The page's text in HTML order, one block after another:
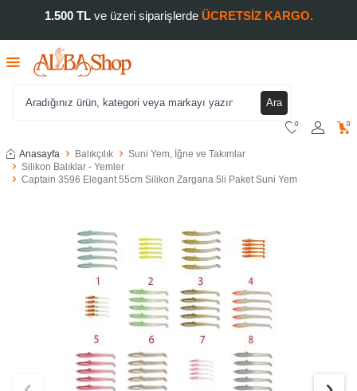
1.500 TLve üzeri siparişlerde ÜCRETSİZ KARGO.
Ara
0 0
Anasayfa Balıkçılık
Suni Yem, İğne ve Takımlar
Silikon Balıklar - Yemler
Captain 3596 Elegant 55cm Silikon Zargana 5li Paket Suni Yem